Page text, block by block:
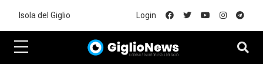
Isola del Giglio Login